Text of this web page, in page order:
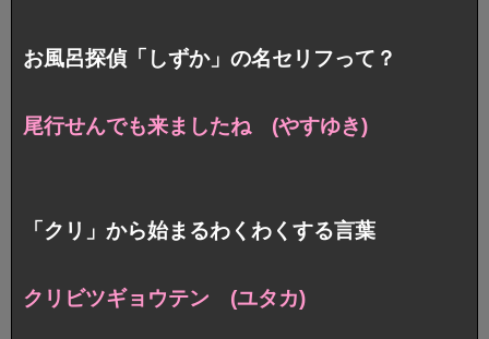
お風呂探偵「しずか」の名セリフって？
尾行せんでも来ましたね (やすゆき)
「クリ」から始まるわくわくする言葉
クリビツギョウテン (ユタカ)